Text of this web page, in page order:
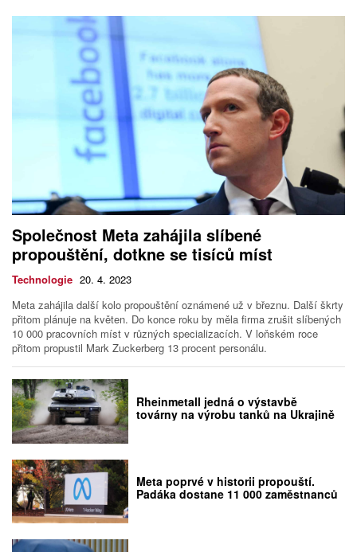
Společnost Meta zahájila slíbené
propouštění, dotkne se tisíců míst
Technologie 20. 4. 2023
Meta zahájila další kolo propouštění oznámené už v březnu. Další škrty
přitom plánuje na květen. Do konce roku by měla firma zrušit slíbených
10 000 pracovních míst v různých specializacích. V loňském roce
přitom propustil Mark Zuckerberg 13 procent personálu.
Rheinmetall jedná o výstavbě
továrny na výrobu tanků na Ukrajině
Meta poprvé v historii propouští.
Padáka dostane 11 000 zaměstnanců